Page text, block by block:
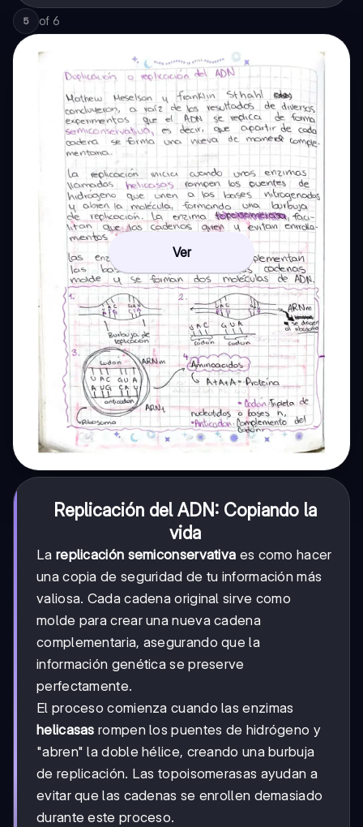
5 of 6
Ver
Replicación del ADN: Copiando la
vida
La replicación semiconservativa es como hacer
una copia de seguridad de tu información más
valiosa. Cada cadena original sirve como
molde para crear una nueva cadena
complementaria, asegurando que la
información genética se preserve
perfectamente.
El proceso comienza cuando las enzimas
helicasas rompen los puentes de hidrógeno y
"abren" la doble hélice, creando una burbuja
de replicación. Las topoisomerasas ayudan a
evitar que las cadenas se enrollen demasiado
durante este proceso.